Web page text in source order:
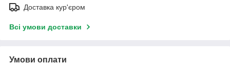
Доставка кур'єром
Всі умови доставки
Умови оплати